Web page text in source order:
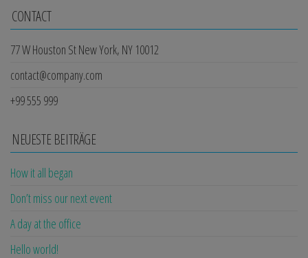
CONTACT
77 W Houston St New York, NY 10012
contact@company.com
+99 555 999
NEUESTE BEITRÄGE
How it all began
Don’t miss our next event
A day at the office
Hello world!